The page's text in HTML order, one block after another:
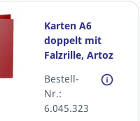
Karten A6
doppelt mit
Falzrille, Artoz
weinrot,
Packung à 100
Stück
Bestell-
Nr.:
6.045.323